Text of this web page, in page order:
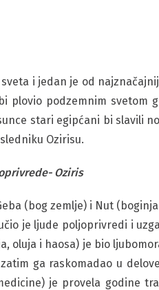
i jedan je od
plovio podzemnim svetom
stari egipćani bi slavili
Ozirisu.
Oziris
(bog zemlje) i Nut
je ljude poljoprivredi i
oluja i haosa) je bio
ga raskomadao u
je provela godine